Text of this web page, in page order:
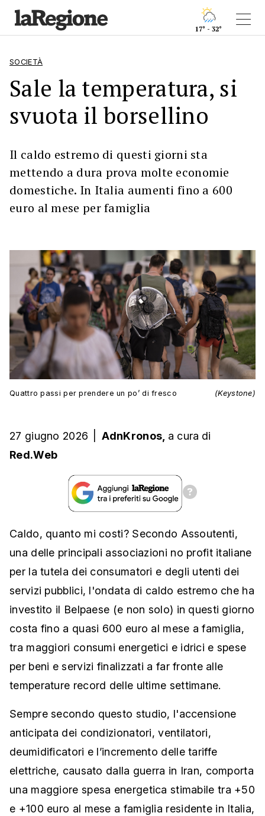
17° - 32°
SOCIETÀ
Sale la temperatura, si
svuota il borsellino
Il caldo estremo di questi giorni sta
mettendo a dura prova molte economie
domestiche. In Italia aumenti fino a 600
euro al mese per famiglia
Quattro passi per prendere un po’ di fresco (Keystone)
27 giugno 2026 AdnKronos, a cura di
Red.Web
Caldo, quanto mi costi? Secondo Assoutenti,
una delle principali associazioni no profit italiane
per la tutela dei consumatori e degli utenti dei
servizi pubblici, l'ondata di caldo estremo che ha
investito il Belpaese (e non solo) in questi giorno
costa fino a quasi 600 euro al mese a famiglia,
tra maggiori consumi energetici e idrici e spese
per beni e servizi finalizzati a far fronte alle
temperature record delle ultime settimane.
Sempre secondo questo studio, l'accensione
anticipata dei condizionatori, ventilatori,
deumidificatori e l’incremento delle tariffe
elettriche, causato dalla guerra in Iran, comporta
una maggiore spesa energetica stimabile tra +50
e +100 euro al mese a famiglia residente in Italia,